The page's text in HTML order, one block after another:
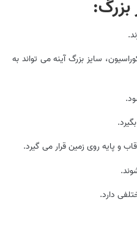
بزرگ:
سایز بزرگ آینه می تواند به
دارد.